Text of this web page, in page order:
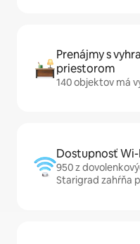
Prenájmy s
priestorom
140 objektov má
Dostupnosť Wi-
950 z
Starigrad zahŕňa